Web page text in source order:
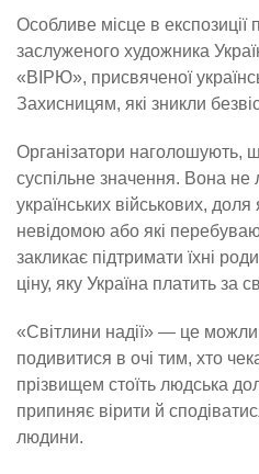
Особливе місце в експозиції
заслуженого художника
«ВІРЮ», присвяченої
Захисницям, які зникли
Організатори наголошують,
суспільне значення. Вона
українських військових,
невідомою або які
закликає підтримати їхні
ціну, яку Україна платить за
«Світлини надії» — це
подивитися в очі тим, хто
прізвищем стоїть людська
припиняє вірити й
людини.